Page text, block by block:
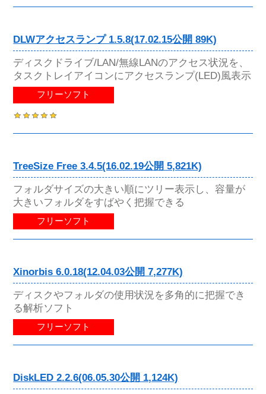
DLWアクセスランプ 1.5.8(17.02.15公開 89K)
ディスクドライブ/LAN/無線LANのアクセス状況を、
タスクトレイアイコンにアクセスランプ(LED)風表示
フリーソフト
TreeSize Free 3.4.5(16.02.19公開 5,821K)
フォルダサイズの大きい順にツリー表示し、容量が
大きいフォルダをすばやく把握できる
フリーソフト
Xinorbis 6.0.18(12.04.03公開 7,277K)
ディスクやフォルダの使用状況を多角的に把握でき
る解析ソフト
フリーソフト
DiskLED 2.2.6(06.05.30公開 1,124K)